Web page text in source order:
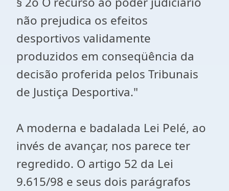
não prejudica os efeitos
desportivos validamente
produzidos em conseqüência da
decisão proferida pelos Tribunais
de Justiça Desportiva."
A moderna e badalada Lei Pelé, ao
invés de avançar, nos parece ter
regredido. O artigo 52 da Lei
9.615/98 e seus dois parágrafos